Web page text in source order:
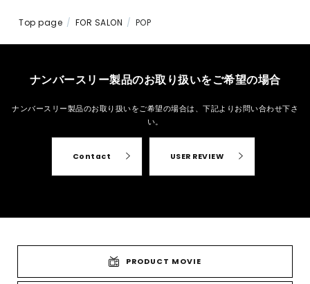
Top page FOR SALON POP
ナンバースリー製品のお取り扱いをご希望の場合
ナンバースリー製品のお取り扱いをご希望の場合は、 下記よりお問い合わせ下さ
い。
Contact USER REVIEW
PRODUCT MOVIE